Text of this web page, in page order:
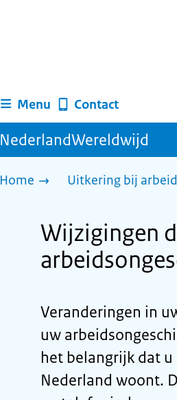
Menu Contact
NederlandWereldwijd
Home Uitkering bij
Wijzigingen
Veranderingen in
uw
het belangrijk dat
Nederland woont.